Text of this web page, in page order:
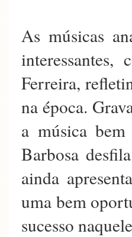
As músicas
interessantes,
Ferreira,
na época.
a música
Barbosa
ainda
uma bem
sucesso